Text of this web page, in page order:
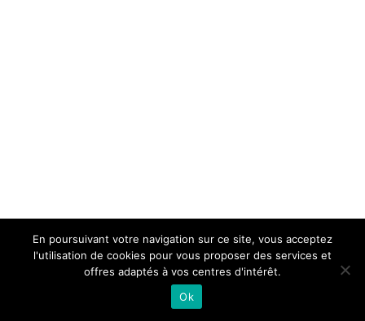
En poursuivant votre navigation sur ce site, vous acceptez
l'utilisation de cookies pour vous proposer des services et
offres adaptés à vos centres d'intérêt.
Ok